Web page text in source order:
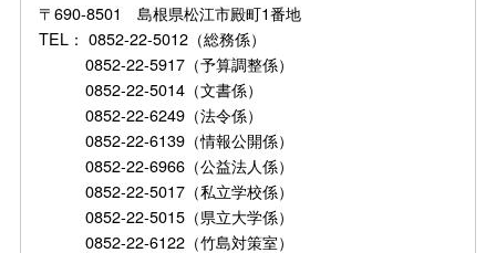
〒690-8501 島根県松江市殿町1番地
TEL： 0852-22-5012（総務係）
0852-22-5917（予算調整係）
0852-22-5014（文書係）
0852-22-6249（法令係）
0852-22-6139（情報公開係）
0852-22-6966（公益法人係）
0852-22-5017（私立学校係）
0852-22-5015（県立大学係）
0852-22-6122（竹島対策室）